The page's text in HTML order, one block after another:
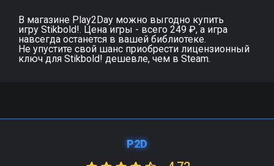
В магазине Play2Day можно выгодно купить
игру Stikbold!. Цена игры - всего 249 ₽, а игра
навсегда останется в вашей библиотеке.
Не упустите свой шанс приобрести лицензионный
ключ для Stikbold! дешевле, чем в Steam.
P2D